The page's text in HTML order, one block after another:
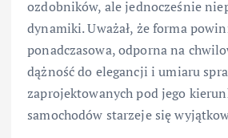
ozdobników, ale jednocześnie
dynamiki. Uważał, że forma
ponadczasowa, odporna na
dążność do elegancji i umiaru
zaprojektowanych pod jego
samochodów starzeje się